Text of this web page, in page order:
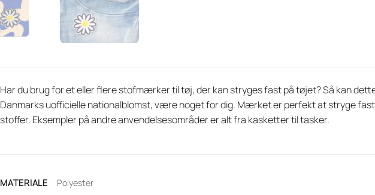
Har du brug for et eller flere stofmærker til tøj, der kan stryges fast på tøjet? Så kan
Danmarks uofficielle nationalblomst, være noget for dig. Mærket er perfekt at stryge
stoffer. Eksempler på andre anvendelsesområder er alt fra kasketter til tasker.
MATERIALE Polyester